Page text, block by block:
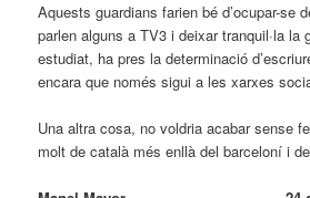
Aquests guardians farien bé d’ocupar-se
parlen alguns a TV3 i deixar tranquil·la la
estudiat, ha pres la determinació
encara que només sigui a les xarxes
Una altra cosa, no voldria acabar sense
molt de català més enllà del barceloní i